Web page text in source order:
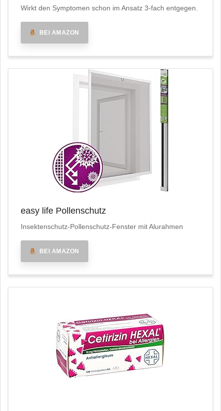
Wirkt den Symptomen schon im Ansatz 3-fach entgegen.
BEI AMAZON
easy life Pollenschutz
Insektenschutz-Pollenschutz-Fenster mit Alurahmen
BEI AMAZON